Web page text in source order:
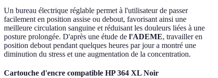
Un bureau électrique réglable permet à l'utilisateur de passer
facilement en position assise ou debout, favorisant ainsi une
meilleure circulation sanguine et réduisant les douleurs liées à une
posture prolongée. D'après une étude de l'ADEME, travailler en
position debout pendant quelques heures par jour a montré une
diminution du stress et une augmentation de la concentration.
Cartouche d'encre compatible HP 364 XL Noir